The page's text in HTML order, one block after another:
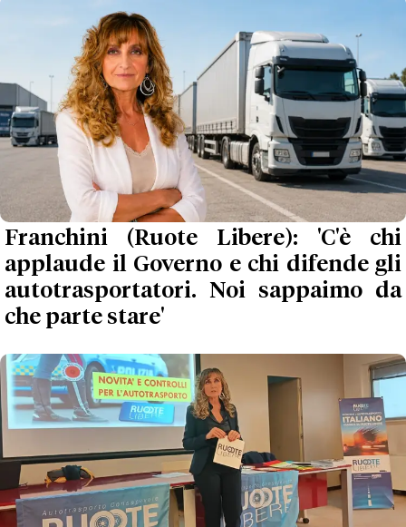
Franchini (Ruote Libere): 'C'è chi
applaude il Governo e chi difende gli
autotrasportatori. Noi sappaimo da
che parte stare'